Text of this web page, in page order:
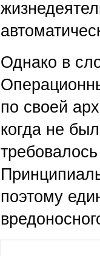
Однако в
по своей
когда не
поэтому